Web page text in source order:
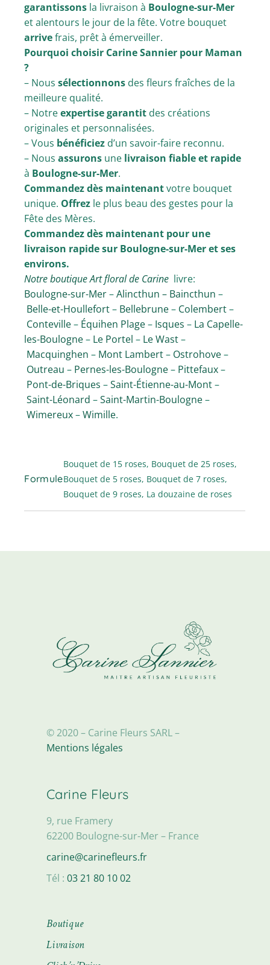
garantissons la livraison à Boulogne-sur-Mer
et alentours le jour de la fête. Votre bouquet
arrivefrais, prêt à émerveiller.
Pourquoi choisir Carine Sannier pour Maman
?
– Noussélectionnons des fleurs fraîches de la
meilleure qualité.
– Notreexpertise garantit des créations
originales et personnalisées.
– Vous bénéficiez d’un savoir-faire reconnu.
– Nousassurons une livraison fiable et rapide
à Boulogne-sur-Mer.
Commandez dès maintenantvotre bouquet
unique. Offrez le plus beau des gestes pour la
Fête des Mères.
Commandez dès maintenant pour une
livraison rapide sur Boulogne-sur-Mer et ses
environs.
Notre boutique Art floral de Carine livre:
Boulogne-sur-Mer–Alincthun – Baincthun –
Belle-et-Houllefort– Bellebrune– Colembert–
Conteville– Équihen Plage– Isques – La Capelle-
les-Boulogne– Le Portel – Le Wast–
Macquinghen – Mont Lambert– Ostrohove–
Outreau – Pernes-les-Boulogne– Pittefaux–
Pont-de-Briques –Saint-Étienne-au-Mont–
Saint-Léonard –Saint-Martin-Boulogne–
Wimereux–Wimille.
Formule
Bouquet de 15 roses, Bouquet de 25 roses,
Bouquet de 5 roses, Bouquet de 7 roses,
Bouquet de 9 roses, La douzaine de roses
© 2020 – Carine Fleurs SARL –
Mentions légales
Carine Fleurs
9, rue Framery
62200 Boulogne-sur-Mer – France
carine@carinefleurs.fr
Tél :03 21 80 10 02
Boutique
Livraison